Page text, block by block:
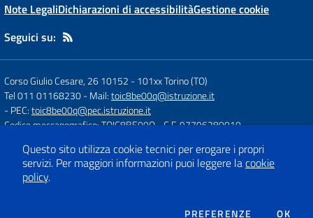
Note LegaliDichiarazioni di accessibilitàGestione cookie
Seguici su:
Corso Giulio Cesare, 26 10152 -101xx Torino (TO)
Tel 011 01168230- Mail:toic8be00q@istruzione.it
- PEC:toic8be00q@pec.istruzione.it
Codice meccanografico: TOIC8BE00Q- C.F. 97796280010
Concept & Design by
Designers Italia
Questo sito utilizza cookie tecnici per erogare i propri
servizi. Per maggiori informazioni puoi leggere lacookie
policy.
PREFERENZE DEI COOKIE
OK